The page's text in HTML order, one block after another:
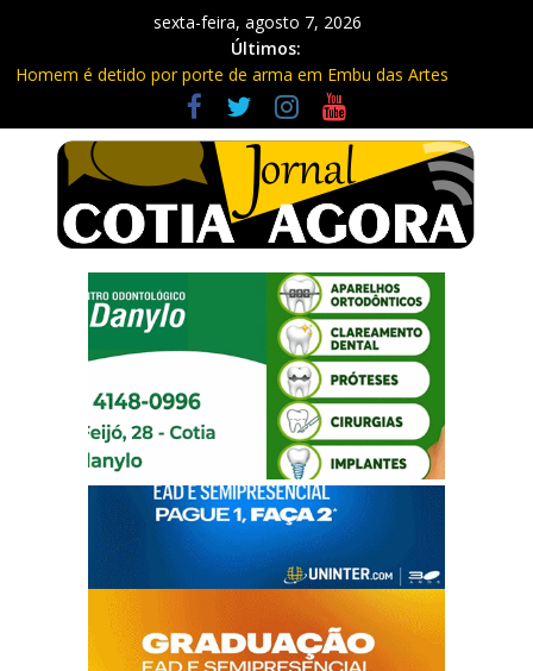
sexta-feira, agosto 7, 2026
Últimos:
Homem é detido por porte de arma em Embu das Artes
Carretas da Capacitação trazem cursos gratuitos para Cotia e
Vargem Grande
Traficante é preso com quase 400 porções de drogas no Jardim
Rosemeire
Radares de Cotia vão passar por manutenção e vias serão
interditadas